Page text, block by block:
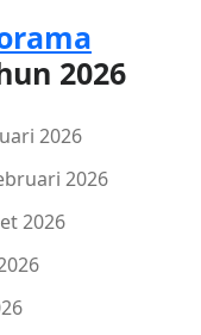
2026
2026
2026
2026